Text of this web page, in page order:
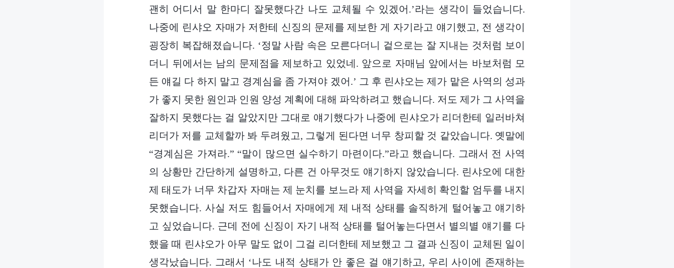
괜히 어디서 말 한마디 잘못했다간 나도 교체될 수 있겠어.’라는 생각이 들었습니다.
나중에 린샤오 자매가 저한테 신징의 문제를 제보한 게 자기라고 얘기했고, 전 생각이
굉장히 복잡해졌습니다. ‘정말 사람 속은 모른다더니 겉으로는 잘 지내는 것처럼 보이
더니 뒤에서는 남의 문제점을 제보하고 있었네. 앞으로 자매님 앞에서는 바보처럼 모
든 얘길 다 하지 말고 경계심을 좀 가져야 겠어.’ 그 후 린샤오는 제가 맡은 사역의 성과
가 좋지 못한 원인과 인원 양성 계획에 대해 파악하려고 했습니다. 저도 제가 그 사역을
잘하지 못했다는 걸 알았지만 그대로 얘기했다가 나중에 린샤오가 리더한테 일러바쳐
리더가 저를 교체할까 봐 두려웠고, 그렇게 된다면 너무 창피할 것 같았습니다. 옛말에
“경계심은 가져라.” “말이 많으면 실수하기 마련이다.”라고 했습니다. 그래서 전 사역
의 상황만 간단하게 설명하고, 다른 건 아무것도 얘기하지 않았습니다. 린샤오에 대한
제 태도가 너무 차갑자 자매는 제 눈치를 보느라 제 사역을 자세히 확인할 엄두를 내지
못했습니다. 사실 저도 힘들어서 자매에게 제 내적 상태를 솔직하게 털어놓고 얘기하
고 싶었습니다. 근데 전에 신징이 자기 내적 상태를 털어놓는다면서 별의별 얘기를 다
했을 때 린샤오가 아무 말도 없이 그걸 리더한테 제보했고 그 결과 신징이 교체된 일이
생각났습니다. 그래서 ‘나도 내적 상태가 안 좋은 걸 얘기하고, 우리 사이에 존재하는